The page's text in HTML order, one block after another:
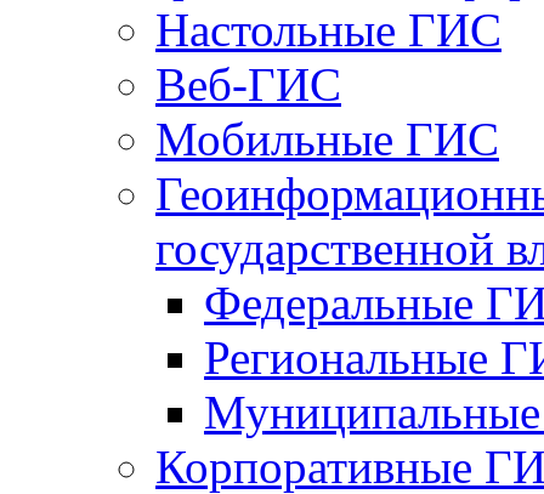
Настольные ГИС
Веб-ГИС
Мобильные ГИС
государственной
Федеральные
Региональные
Корпоративные